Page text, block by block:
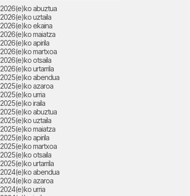
2026(e)ko abuztua
2026(e)ko uztaila
2026(e)ko ekaina
2026(e)ko maiatza
2026(e)ko apirila
2026(e)ko martxoa
2026(e)ko otsaila
2026(e)ko urtarrila
2025(e)ko abendua
2025(e)ko azaroa
2025(e)ko urria
2025(e)ko iraila
2025(e)ko abuztua
2025(e)ko uztaila
2025(e)ko maiatza
2025(e)ko apirila
2025(e)ko martxoa
2025(e)ko otsaila
2025(e)ko urtarrila
2024(e)ko abendua
2024(e)ko azaroa
2024(e)ko urria